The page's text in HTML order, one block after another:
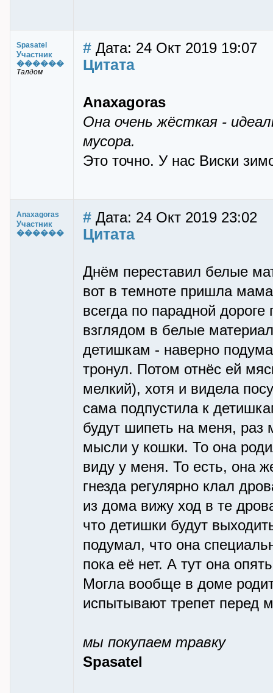
Spasatel
Участник
������
Талдом
# Дата: 24 Окт 2019 19:07
Цитата
Anaxagoras
Она очень жёсткая -
мусора.
Это точно. У нас Виски
Anaxagoras
Участник
������
# Дата: 24 Окт 2019 23:02
Цитата
Днём переставил белые
вот в темноте пришла
всегда по парадной
взглядом в белые
детишкам - наверно
тронул. Потом отнёс ей
мелкий), хотя и видела
сама подпустила к
будут шипеть на меня, раз
мысли у кошки. То она
виду у меня. То есть, она
гнезда регулярно клал
из дома вижу ход в те
что детишки будут
подумал, что она
пока её нет. А тут она
Могла вообще в доме
испытывают трепет перед
мы покупаем травку
Spasatel